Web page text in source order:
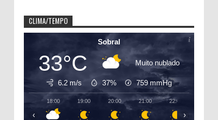
CLIMA/TEMPO
Sobral
33°C Muito nublado
6.2 m/s 37% 759 mmHg
18:00 19:00 20:00 21:00 22:00
‹ ›